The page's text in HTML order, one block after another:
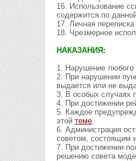
16. Использование
содержится по
17. Личная
18. Чрезмерное
НАКАЗАНИЯ:
1. Нарушение любого
2. При нарушении
выдается или не
3. В особых случаях
4. При достижении
5. Каждое
этойтеме.
6. Администрация
советом, состоящим
7. При достижении
решению совета